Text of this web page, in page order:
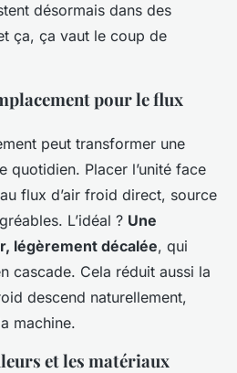
désormais dans des
ça, ça vaut le coup de
pour le flux
peut transformer une
quotidien. Placer l’unité face
flux d’air froid direct, source
L’idéal ? Une
légèrement décalée, qui
cascade. Cela réduit aussi la
descend naturellement,
machine.
et les matériaux